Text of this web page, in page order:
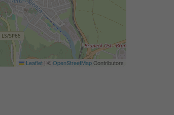
Leaflet | ©OpenStreetMapContributors